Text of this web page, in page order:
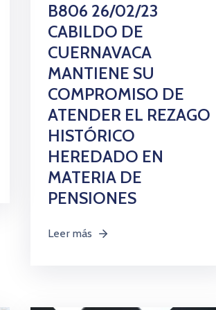
B806 26/02/23
CABILDO DE
CUERNAVACA
MANTIENE SU
COMPROMISO DE
ATENDER EL REZAGO
HISTÓRICO
HEREDADO EN
MATERIA DE
PENSIONES
Leer más